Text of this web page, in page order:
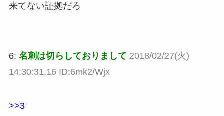
来てない証拠だろ
6: 名刺は切らしておりまして 2018/02/27(火)
14:30:31.16 ID:6mk2/Wjx
>>3